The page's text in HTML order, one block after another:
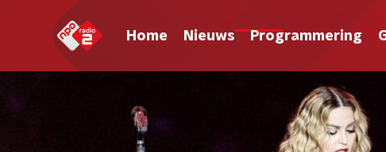
Home Nieuws Programmering